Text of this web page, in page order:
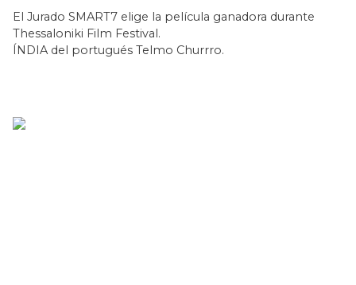
El Jurado SMART7 elige la película ganadora durante
Thessaloniki Film Festival.
ÍNDIA del portugués Telmo Churrro.